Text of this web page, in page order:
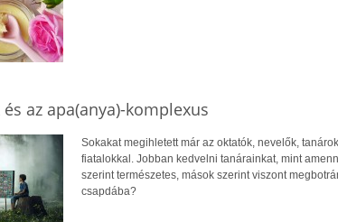
az apa(anya)-komplexus
Sokakat megihletett már az oktatók, nevelők,
fiatalokkal. Jobban kedvelni tanárainkat, mint
szerint természetes, mások szerint viszont
csapdába?